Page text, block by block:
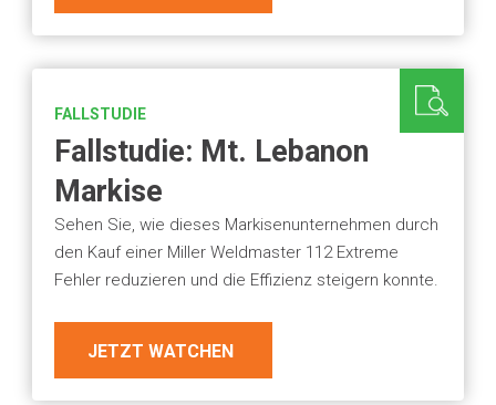
FALLSTUDIE
Fallstudie: Mt. Lebanon
Markise
Sehen Sie, wie dieses Markisenunternehmen durch
den Kauf einer Miller Weldmaster 112 Extreme
Fehler reduzieren und die Effizienz steigern konnte.
JETZT WATCHEN